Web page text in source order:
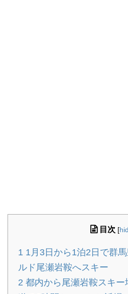
目次 [
1 1月3日から1泊2日で群
ルド尾瀬岩鞍へスキー
2 都内から尾瀬岩鞍スキ